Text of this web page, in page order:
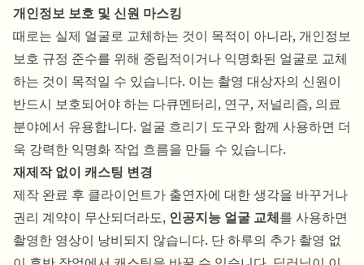
개인정보 보호 및 신원 마스킹
때로는 실제 얼굴로 교체하는 것이 목적이 아니라, 개인정보
보호 규정 준수를 위해 중립적이거나 익명화된 얼굴로 교체
하는 것이 목적일 수 있습니다. 이는 촬영 대상자의 신원이
반드시 보호되어야 하는 다큐멘터리, 연구, 저널리즘, 의료
분야에서 유용합니다. 얼굴 흐리기 도구와 함께 사용하면 더
욱 강력한 익명화 작업 흐름을 만들 수 있습니다.
재제작 없이 캐스팅 변경
제작 완료 후 클라이언트가 출연자에 대한 생각을 바꾸거나
권리 계약이 무산되더라도, 인공지능 얼굴 교체를 사용하면
촬영한 영상이 낭비되지 않습니다. 단 하루의 추가 촬영 없